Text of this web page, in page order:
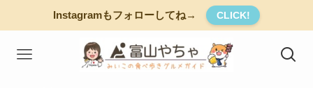
Instagramもフォローしてね→ CLICK!